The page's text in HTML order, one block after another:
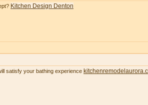
Kitchen Design Denton
satisfy your bathing experience